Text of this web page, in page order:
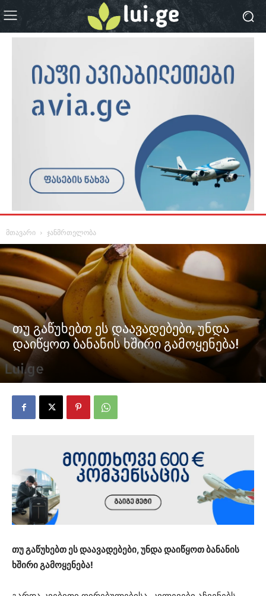
მთავარი ჯანმრთელობა
თუ გაწუხებთ ეს დაავადებები, უნდა
დაიწყოთ ბანანის ხშირი გამოყენება!
თუ გაწუხებთ ეს დაავადებები, უნდა დაიწყოთ ბანანის
ხშირი გამოყენება!